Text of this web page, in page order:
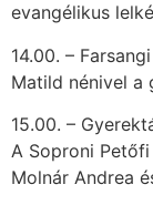
evangélikus
14.00. –
Matild nénivel a
15.00. –
A Soproni
Molnár Andrea